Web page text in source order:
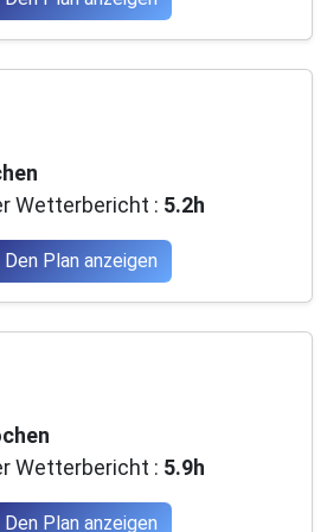
Wetterbericht : 5.2h
Den Plan anzeigen
Wetterbericht : 5.9h
Den Plan anzeigen